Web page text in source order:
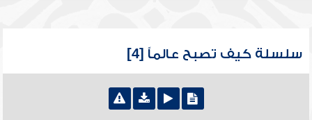
سلسلة كيف تصبح عالماً [4]